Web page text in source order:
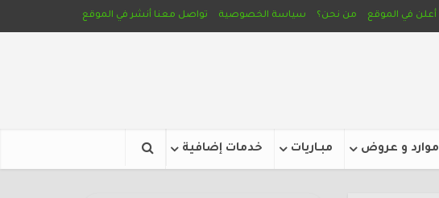
أعلن في الموقع من نحن؟ سياسة الخصوصية تواصل معنا أنشر في الموقع
موارد و عروض مبـاريات خدمات إضافية